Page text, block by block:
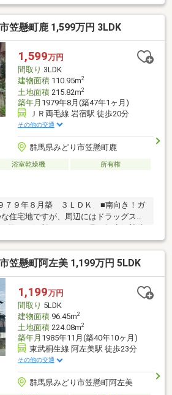
接続可能です！■ カースペースは
です♪お気軽にお問い合わせくださ
、現況有姿・引き渡し要相談＊☆＊ー
ｍａｔｉｏｎ ーー＊☆＊◇ 笠懸北
笠懸中学校まで徒歩３２分♪◇ こど
♪◇ とりせんまで徒歩７分♪
笠懸町鹿 1,599万円 3LDK
1,599万円
間取り 3LDK
建物面積110.95m2
土地面積215.82m2
築年月 1979年8月(築47年1ヶ月)
ＪＲ両毛線 岩宿駅 徒歩20分
その他の交通
群馬県みどり市笠懸町鹿
浴室乾燥機
所有権
７９年８月築 ３ＬＤＫ ■南向き！ガ
住宅地ですが、周辺にはドラッグスト
ＯＤ◎■笠懸小学校まで約１１００ｍ■
ｍ■ローソン笠懸鹿店まで約４９０ｍ■
済《内容》２階和室を洋室に変更 キ
トイレ交換 玄関 ドア交換 天井・壁
ーリング上張 一部ＣＦ張替 一
替 襖・障子張替 給湯器交換 イン
一部建具交換 エアコ撤去
笠懸町阿左美 1,199万円 5LDK
1,199万円
間取り 5LDK
建物面積96.45m2
土地面積224.08m2
築年月 1985年11月(築40年10ヶ月)
東武桐生線 阿左美駅 徒歩23分
その他の交通
群馬県みどり市笠懸町阿左美